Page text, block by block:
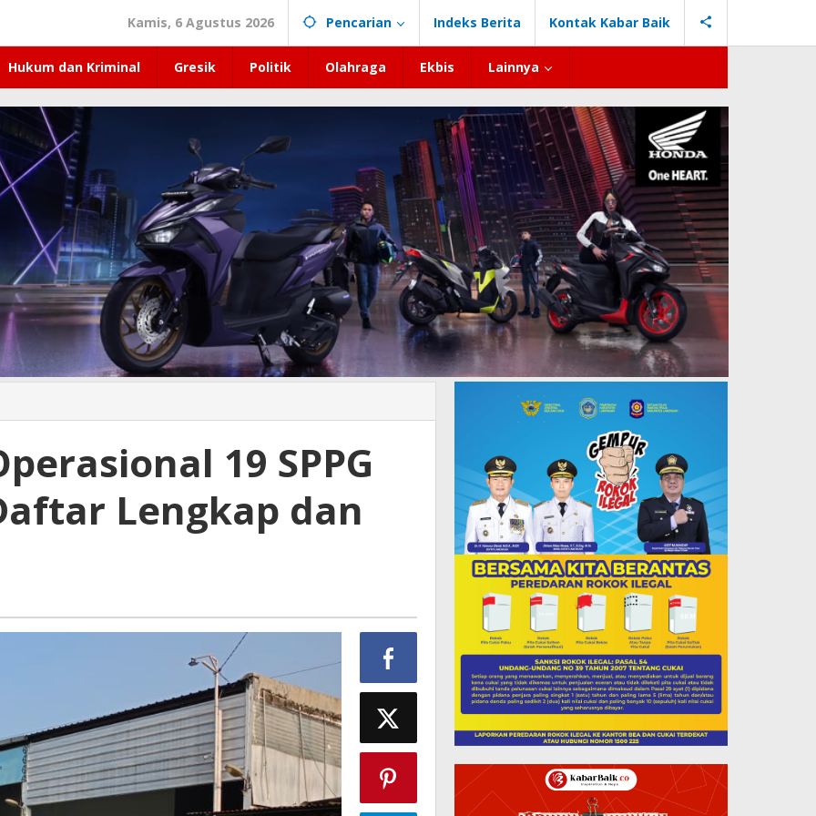
Kamis, 6 Agustus 2026 Pencarian Indeks Berita Kontak Kabar Baik
Hukum dan Kriminal Gresik Politik Olahraga Ekbis Lainnya
19 SPPG
Lengkap dan